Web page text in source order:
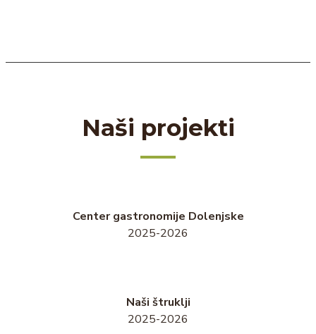
Naši projekti
Center gastronomije Dolenjske
2025-2026
Naši štruklji
2025-2026